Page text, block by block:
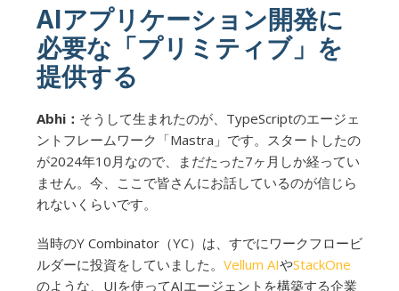
AIアプリケーション開発に
必要な「プリミティブ」を
提供する
Abhi： そうして生まれたのが、TypeScriptのエージェ
ントフレームワーク「Mastra」です。スタートしたの
が2024年10月なので、まだたった7ヶ月しか経ってい
ません。今、ここで皆さんにお話しているのが信じら
れないくらいです。
当時のY Combinator（YC）は、すでにワークフロービ
ルダーに投資をしていました。 Vellum AIやStackOne
のような、UIを使ってAIエージェントを構築する企業